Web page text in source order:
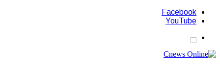
Facebook
YouTube